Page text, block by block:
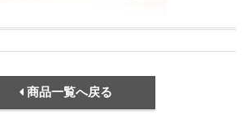
商品一覧へ戻る